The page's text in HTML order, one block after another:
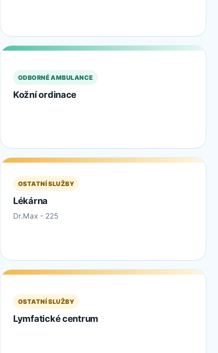
ODBORNÉ AMBULANCE
Kožní ordinace
OSTATNÍ SLUŽBY
Lékárna
Dr.Max - 225
OSTATNÍ SLUŽBY
Lymfatické centrum